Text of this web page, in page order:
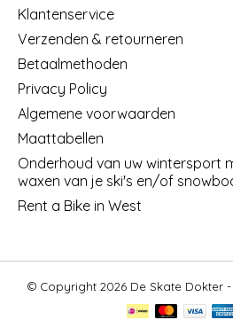
Klantenservice
Verzenden & retourneren
Betaalmethoden
Privacy Policy
Algemene voorwaarden
Maattabellen
Onderhoud van uw wintersport
waxen van je ski's en/of
Rent a Bike in West
© Copyright 2026 De Skate Dokter